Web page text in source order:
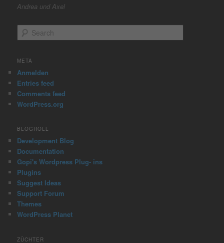
Andrea und Axel
e
r
h
META
Anmelden
Entries feed
Comments feed
WordPress.org
BLOGROLL
Development Blog
Documentation
Gopi's Wordpress Plug- ins
Plugins
Suggest Ideas
Support Forum
Themes
WordPress Planet
ZÜCHTER